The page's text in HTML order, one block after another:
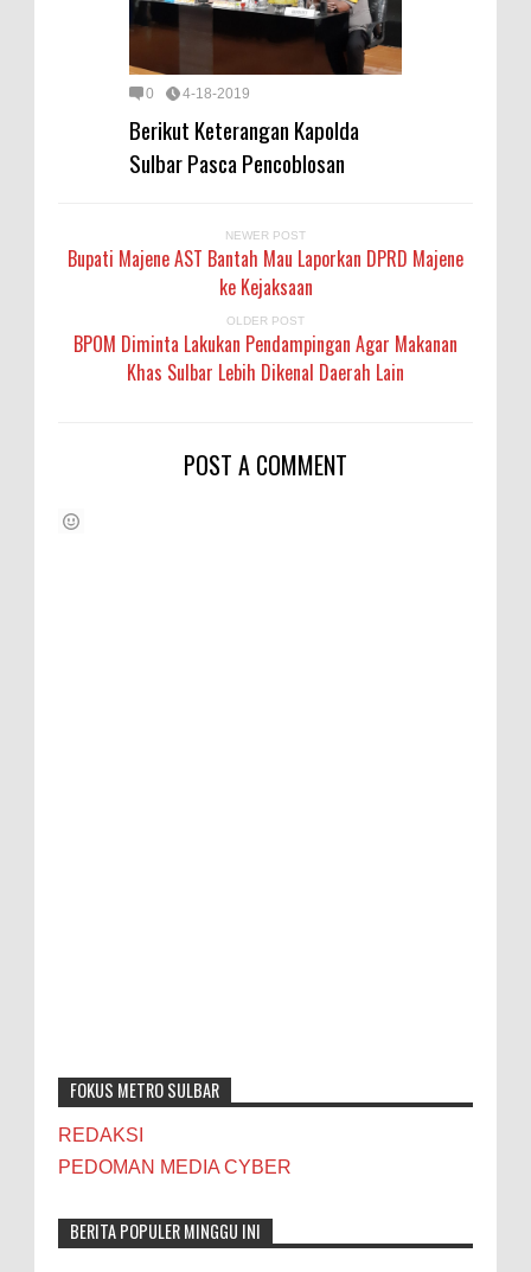
0 4-18-2019
Berikut Keterangan Kapolda
Sulbar Pasca Pencoblosan
NEWER POST
Bupati Majene AST Bantah Mau Laporkan DPRD Majene
ke Kejaksaan
OLDER POST
BPOM Diminta Lakukan Pendampingan Agar Makanan
Khas Sulbar Lebih Dikenal Daerah Lain
POST A COMMENT
FOKUS METRO SULBAR
REDAKSI
PEDOMAN MEDIA CYBER
BERITA POPULER MINGGU INI